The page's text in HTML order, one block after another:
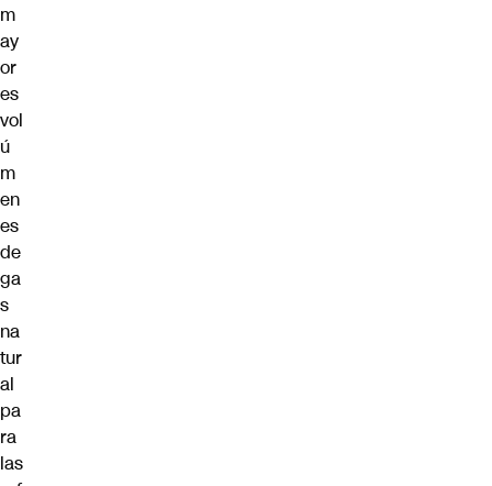
m
ay
or
es
vol
ú
m
en
es
de
ga
s
na
tur
al
pa
ra
las